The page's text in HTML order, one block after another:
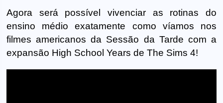
Agora será possível vivenciar as rotinas do
ensino médio exatamente como víamos nos
filmes americanos da Sessão da Tarde com a
expansão High School Years de The Sims 4!